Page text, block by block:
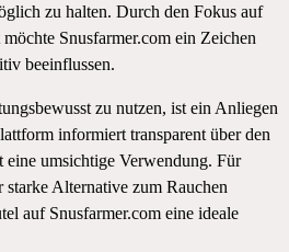
zu halten. Durch den Fokus auf
Snusfarmer.com ein Zeichen
beeinflussen.
zu nutzen, ist ein Anliegen
informiert transparent über den
umsichtige Verwendung. Für
Alternative zum Rauchen
auf Snusfarmer.com eine ideale